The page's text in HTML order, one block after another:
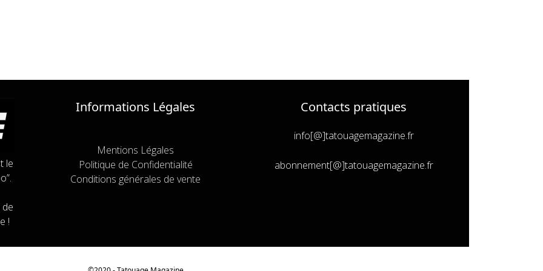
le
!
Informations Légales
Mentions Légales
Politique de Confidentialité
Conditions générales de vente
Contacts pratiques
info[@]tatouagemagazine.fr
abonnement[@]tatouagemagazine.fr